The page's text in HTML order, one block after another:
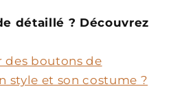
détaillé ? Découvrez
des boutons de
style et son costume ?